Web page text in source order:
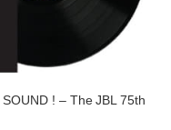
! – The JBL 75th